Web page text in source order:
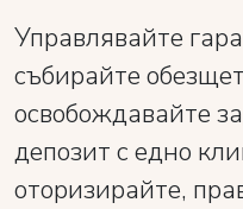
Управлявайте
събирайте
освобождавайте
депозит с едно
оторизирайте,